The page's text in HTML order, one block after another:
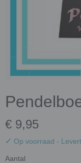
€ 9,95
✓ Op voorraad -
Aantal